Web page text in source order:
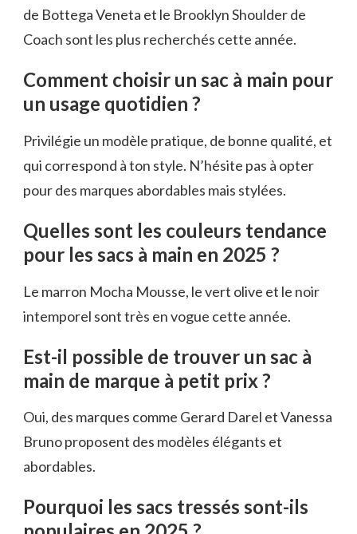
de Bottega Veneta et le Brooklyn Shoulder de
Coach sont les plus recherchés cette année.
Comment choisir un sac à main pour
un usage quotidien ?
Privilégie un modèle pratique, de bonne qualité, et
qui correspond à ton style. N’hésite pas à opter
pour des marques abordables mais stylées.
Quelles sont les couleurs tendance
pour les sacs à main en 2025 ?
Le marron Mocha Mousse, le vert olive et le noir
intemporel sont très en vogue cette année.
Est-il possible de trouver un sac à
main de marque à petit prix ?
Oui, des marques comme Gerard Darel et Vanessa
Bruno proposent des modèles élégants et
abordables.
Pourquoi les sacs tressés sont-ils